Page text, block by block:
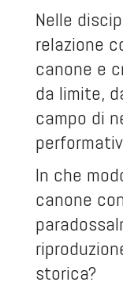
Nelle
relazione
canone e
da limite,
campo di
In che
canone
storica?